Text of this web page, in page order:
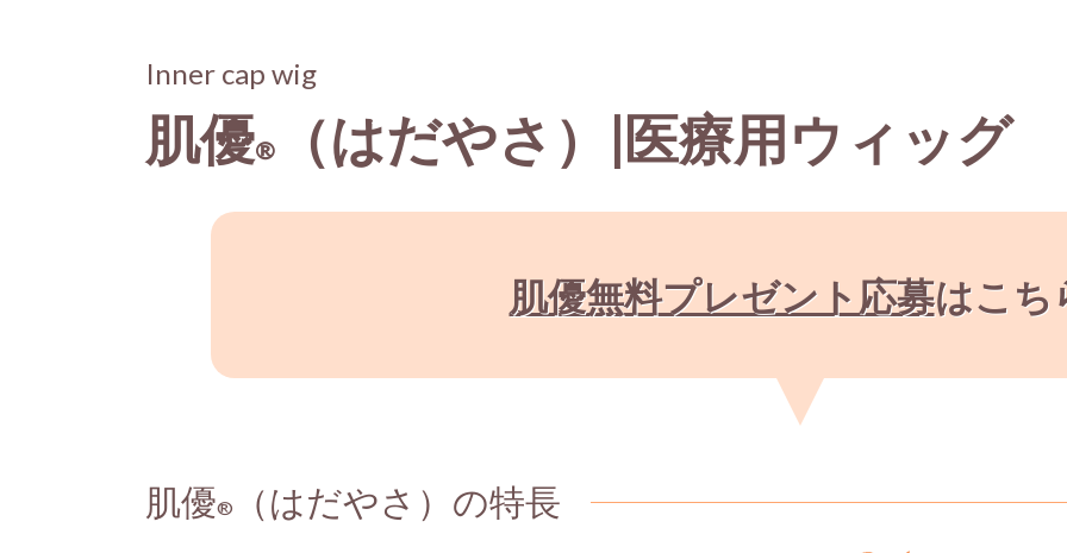
Inner cap wig
肌優® （はだやさ）|医療用ウィッグ
肌優無料プレゼント応募はこち
肌優® （はだやさ）の特長